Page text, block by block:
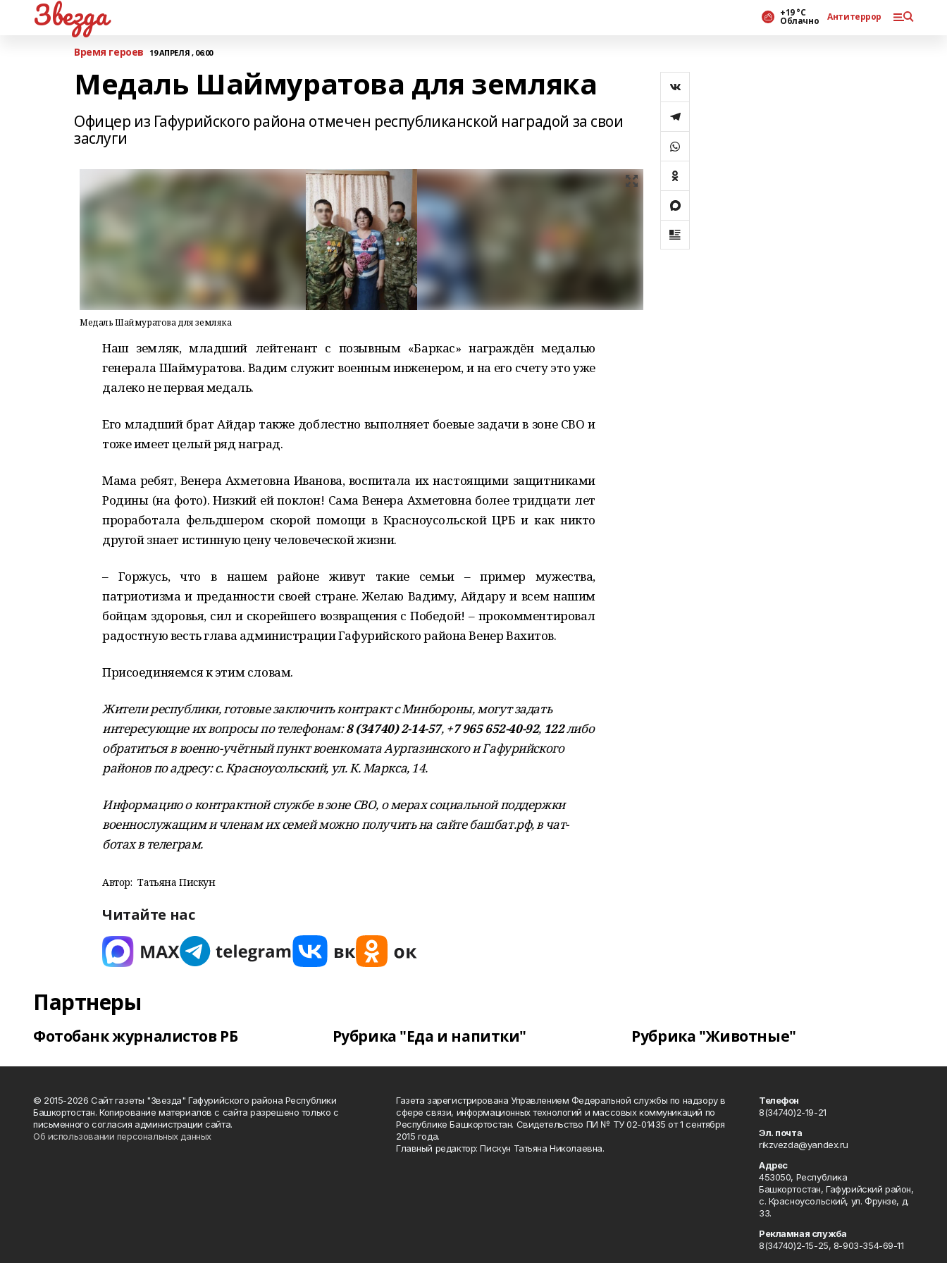
Звезда +19 °С
Облачно Антитеррор
Время героев 19 АПРЕЛЯ , 06:00
Медаль Шаймуратова для земляка
Офицер из Гафурийского района отмечен республиканской наградой за свои
заслуги
Медаль Шаймуратова для земляка
Наш земляк, младший лейтенант с позывным «Баркас» награждён медалью
генерала Шаймуратова. Вадим служит военным инженером, и на его счету это уже
далеко не первая медаль.
Его младший брат Айдар также доблестно выполняет боевые задачи в зоне СВО и
тоже имеет целый ряд наград.
Мама ребят, Венера Ахметовна Иванова, воспитала их настоящими защитниками
Родины (на фото). Низкий ей поклон! Сама Венера Ахметовна более тридцати лет
проработала фельдшером скорой помощи в Красноусольской ЦРБ и как никто
другой знает истинную цену человеческой жизни.
– Горжусь, что в нашем районе живут такие семьи – пример мужества,
патриотизма и преданности своей стране. Желаю Вадиму, Айдару и всем нашим
бойцам здоровья, сил и скорейшего возвращения с Победой! – прокомментировал
радостную весть глава администрации Гафурийского района Венер Вахитов.
Присоединяемся к этим словам.
Жители республики, готовые заключить контракт с Минбороны, могут задать
интересующие их вопросы по телефонам:8 (34740) 2-14-57, +7 965 652-40-92, 122либо
обратиться в военно-учётный пункт военкомата Аургазинского и Гафурийского
районов по адресу: с. Красноусольский, ул. К. Маркса, 14.
Информацию о контрактной службе в зоне СВО, о мерах социальной поддержки
военнослужащим и членам их семей можно получить на сайте башбат.рф, в чат-
ботах в телеграм.
Автор: Татьяна Пискун
Читайте нас
Партнеры
Фотобанк журналистов РБ Рубрика "Еда и напитки" Рубрика "Животные"
© 2015-2026 Сайт газеты "Звезда" Гафурийского района Республики
Башкортостан. Копирование материалов с сайта разрешено только с
письменного согласия администрации сайта.
Об использовании персональных данных
Газета зарегистрирована Управлением Федеральной службы по надзору в
сфере связи, информационных технологий и массовых коммуникаций по
Республике Башкортостан. Свидетельство ПИ № ТУ 02-01435 от 1 сентября
2015 года.
Главный редактор: Пискун Татьяна Николаевна.
Телефон
8(34740)2-19-21
Эл. почта
rikzvezda@yandex.ru
Адрес
453050, Республика
Башкортостан, Гафурийский район,
с. Красноусольский, ул. Фрунзе, д.
33.
Рекламная служба
8(34740)2-15-25, 8-903-354-69-11